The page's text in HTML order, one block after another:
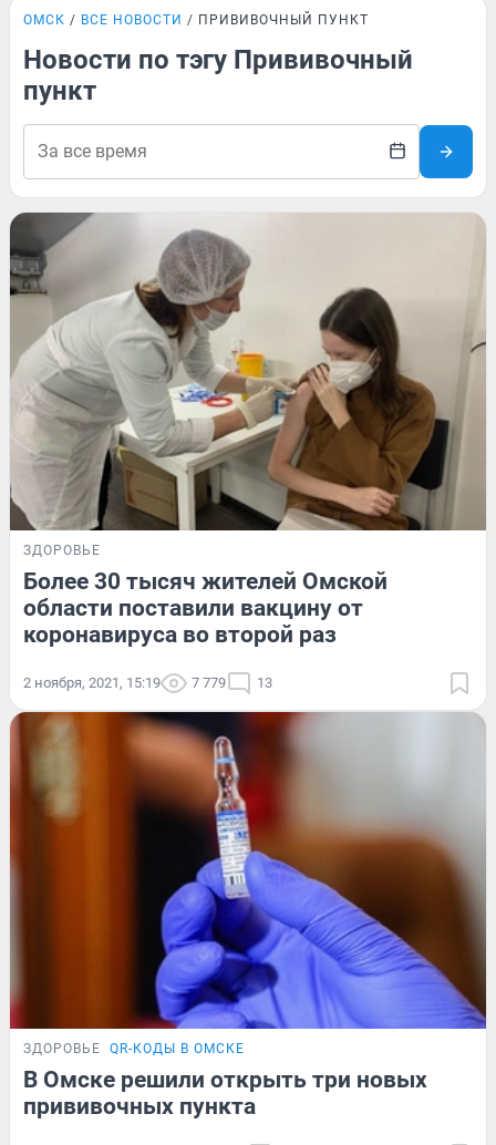
ОМСК ВСЕ НОВОСТИ ПРИВИВОЧНЫЙ ПУНКТ
Новости по тэгу Прививочный
пункт
ЗДОРОВЬЕ
Более 30 тысяч жителей Омской
области поставили вакцину от
коронавируса во второй раз
2 ноября, 2021, 15:19 7 779 13
ЗДОРОВЬЕ QR-КОДЫ В ОМСКЕ
В Омске решили открыть три новых
прививочных пункта